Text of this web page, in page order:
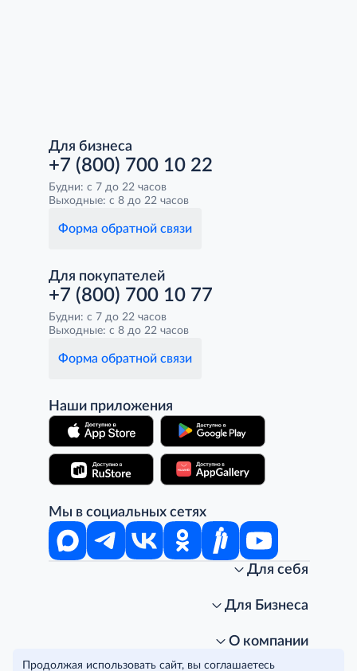
Для бизнеса
+7 (800) 700 10 22
Будни: с 7 до 22 часов
Выходные: с 8 до 22 часов
Форма обратной связи
Для покупателей
+7 (800) 700 10 77
Будни: с 7 до 22 часов
Выходные: с 8 до 22 часов
Форма обратной связи
Наши приложения
Мы в социальных сетях
Для себя
Стань клиентом METRO
Для Бизнеса
Получить карту для бизнеса
О компании
Продолжая использовать сайт, вы соглашаетесь